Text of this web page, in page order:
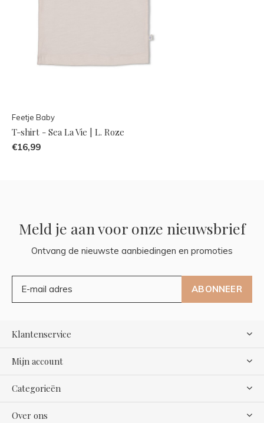
Feetje Baby
T-shirt - Sea La Vie | L. Roze
€16,99
Meld je aan voor onze nieuwsbrief
Ontvang de nieuwste aanbiedingen en promoties
ABONNEER
Klantenservice
Mijn account
Categorieën
Over ons